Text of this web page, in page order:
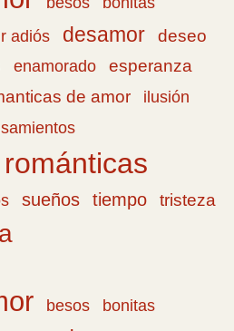
adiós desamor deseo
enamorado esperanza
de amor
ilusión
románticas
sueños tiempo
tristeza
besos
bonitas